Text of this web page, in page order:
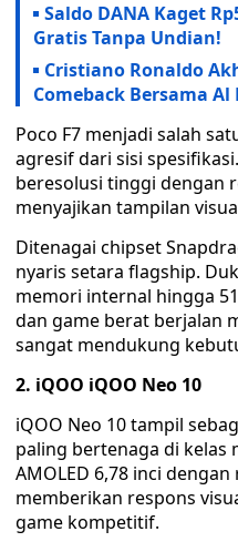
Saldo DANA Kaget
Gratis Tanpa Undian!
Cristiano Ronaldo
Comeback Bersama Al
Poco F7 menjadi salah
agresif dari sisi
beresolusi tinggi dengan
menyajikan tampilan
Ditenagai chipset
nyaris setara flagship.
memori internal hingga
dan game berat berjalan
sangat mendukung
2. iQOO iQOO Neo 10
iQOO Neo 10 tampil
paling bertenaga di kelas
AMOLED 6,78 inci
memberikan respons
game kompetitif.